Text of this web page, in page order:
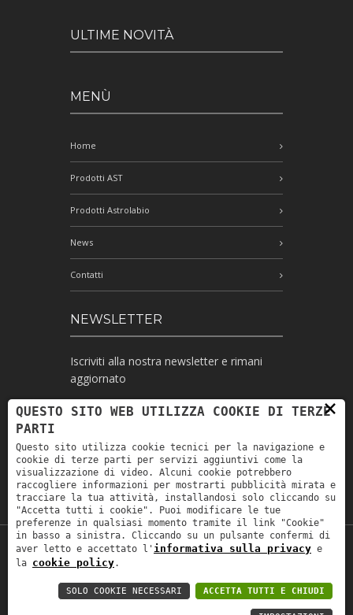
ULTIME NOVITÀ
MENÙ
Home
Prodotti AST
Prodotti Astrolabio
News
Contatti
NEWSLETTER
Iscriviti alla nostra newsletter e rimani
aggiornato
Ho letto l'informativa e autorizzo il
trattamento dei miei dati personali per le
finalità ivi indicate *
Copyright © 2019Astrolabio. P.IVA:
Privacy policy-Privacy policy B2B -Area
×
QUESTO SITO WEB UTILIZZA COOKIE DI TERZE
PARTI
Questo sito utilizza cookie tecnici per la navigazione e
cookie di terze parti per servizi aggiuntivi come la
visualizzazione di video. Alcuni cookie potrebbero
raccogliere informazioni per mostrarti pubblicità mirata e
tracciare la tua attività, installandosi solo cliccando su
"Accetta tutti i cookie". Puoi modificare le tue
preferenze in qualsiasi momento tramite il link "Cookie"
in basso a sinistra. Cliccando su un pulsante confermi di
aver letto e accettato l' informativa sulla privacy e
la cookie policy.
ACCETTA TUTTI E CHIUDI
SOLO COOKIE NECESSARI